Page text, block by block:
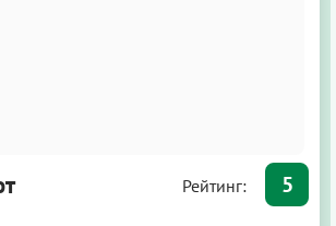
Рейтинг: 5